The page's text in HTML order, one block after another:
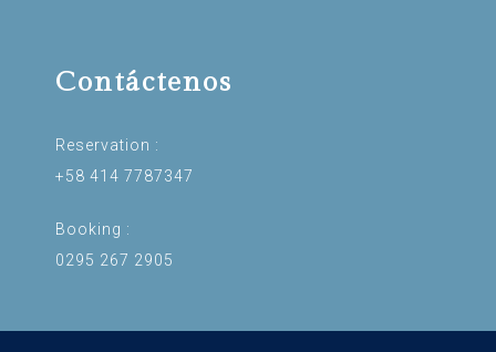
Contáctenos
Reservation :
+58 414 7787347
Booking :
0295 267 2905